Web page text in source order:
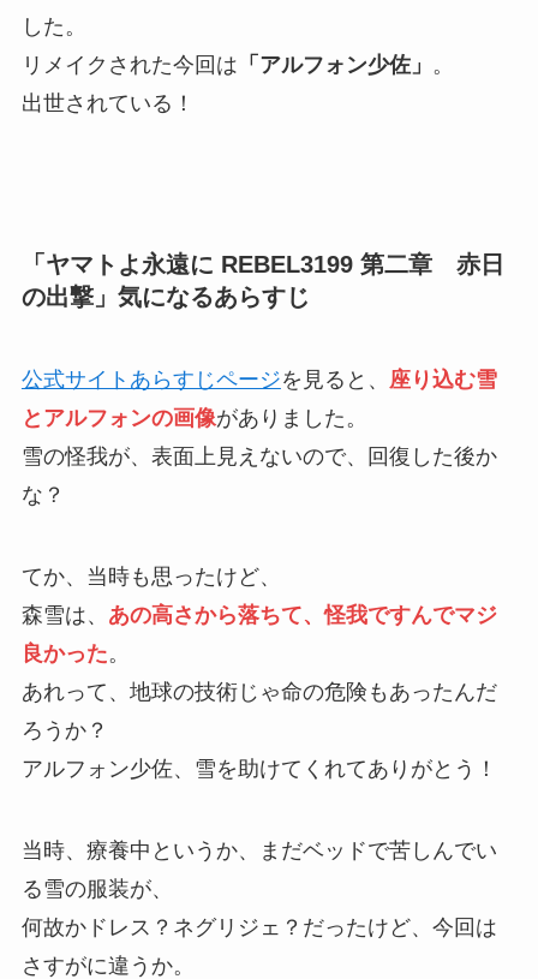
した。
リメイクされた今回は 「アルフォン少佐」 。
出世されている！
「ヤマトよ永遠に REBEL3199 第二章 赤日
の出撃」気になるあらすじ
公式サイトあらすじページを見ると、 座り込む雪
とアルフォンの画像がありました。
雪の怪我が、表面上見えないので、回復した後か
な？
てか、当時も思ったけど、
森雪は、 あの高さから落ちて、怪我ですんでマジ
良かった。
あれって、地球の技術じゃ命の危険もあったんだ
ろうか？
アルフォン少佐、雪を助けてくれてありがとう！
当時、療養中というか、まだベッドで苦しんでい
る雪の服装が、
何故かドレス？ネグリジェ？だったけど、今回は
さすがに違うか。